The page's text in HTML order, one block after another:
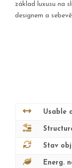
základ luxusu na
designem a
Usable
Stav
Energ.